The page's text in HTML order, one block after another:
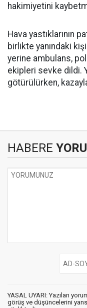
hakimiyetini
Hava yastıklarının
birlikte yanındaki
yerine ambulans,
ekipleri sevke dildi.
götürülürken,
HABERE
YASAL UYARI: Yazılan
görüş ve düşüncelerini